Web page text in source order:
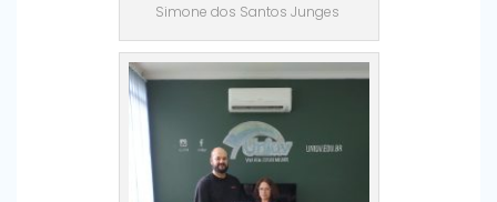
Simone dos Santos Junges